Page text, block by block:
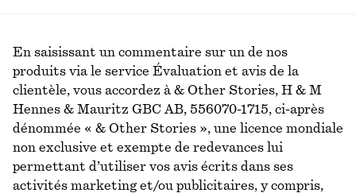
En saisissant un commentaire sur un de nos
produits via le service Évaluation et avis de la
clientèle, vous accordez à & Other Stories, H & M
Hennes & Mauritz GBC AB, 556070-1715, ci-après
dénommée « & Other Stories », une licence mondiale
non exclusive et exempte de redevances lui
permettant d’utiliser vos avis écrits dans ses
activités marketing et/ou publicitaires, y compris,